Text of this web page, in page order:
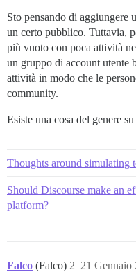
Sto pensando di aggiungere
un certo pubblico. Tuttavia,
più vuoto con poca attività
un gruppo di account utente
attività in modo che le
community.
Esiste una cosa del genere
Thoughts around simulating
Should Discourse make an
platform?
Falco (Falco) 21 Gennaio
2